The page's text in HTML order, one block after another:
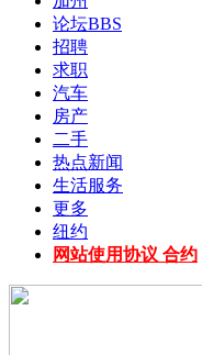
论坛BBS
招聘
求职
汽车
房产
二手
热点新闻
生活服务
更多
纽约
网站使用协议 合约